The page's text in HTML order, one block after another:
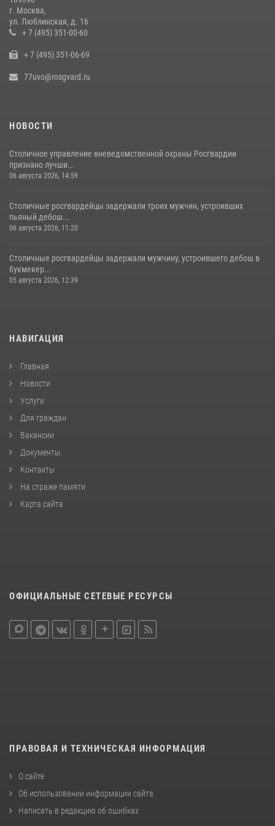
В Москве сотрудники Росгвардии оказали помощь девушке,
17 июля 2026, 14:00
г. Москва,
ул. Люблинская, д. 16
+ 7 (495) 351-00-60
+ 7 (495) 351-06-69
77uvo@rosgvard.ru
НОВОСТИ
Столичное управление вневедомственной охраны Росгвардии
признано лучши...
06 августа 2026, 14:59
Столичные росгвардейцы задержали троих мужчин, устроивших
пьяный дебош...
06 августа 2026, 11:20
Столичные росгвардейцы задержали мужчину, устроившего дебош в
букмекер...
05 августа 2026, 12:39
НАВИГАЦИЯ
Главная
Новости
Услуги
Для граждан
Вакансии
Документы
Контакты
На страже памяти
Карта сайта
ОФИЦИАЛЬНЫЕ СЕТЕВЫЕ РЕСУРСЫ
ПРАВОВАЯ И ТЕХНИЧЕСКАЯ ИНФОРМАЦИЯ
О сайте
Об использовании информации сайта
Написать в редакцию об ошибках